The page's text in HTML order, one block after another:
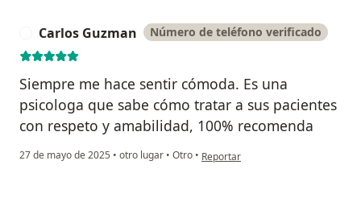
Carlos Guzman Número de teléfono verificado
Siempre me hace sentir cómoda. Es una
psicologa que sabe cómo tratar a sus pacientes
con respeto y amabilidad, 100% recomenda
27 de mayo de 2025 • otro lugar • Otro • en opinión del usuario Carlos
Reportar